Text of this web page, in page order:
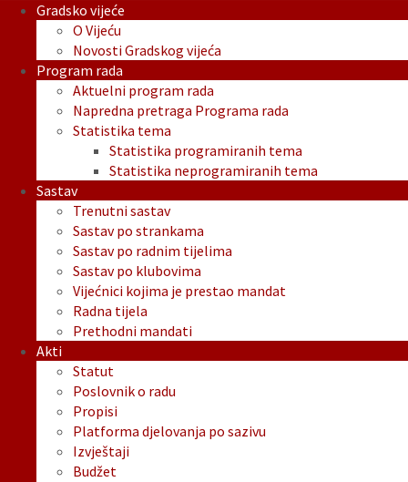
Gradsko vijeće
O Vijeću
Novosti Gradskog vijeća
Program rada
Aktuelni program rada
Napredna pretraga Programa rada
Statistika tema
Statistika programiranih tema
Statistika neprogramiranih tema
Sastav
Trenutni sastav
Sastav po strankama
Sastav po radnim tijelima
Sastav po klubovima
Vijećnici kojima je prestao mandat
Radna tijela
Prethodni mandati
Akti
Statut
Poslovnik o radu
Propisi
Platforma djelovanja po sazivu
Izvještaji
Budžet